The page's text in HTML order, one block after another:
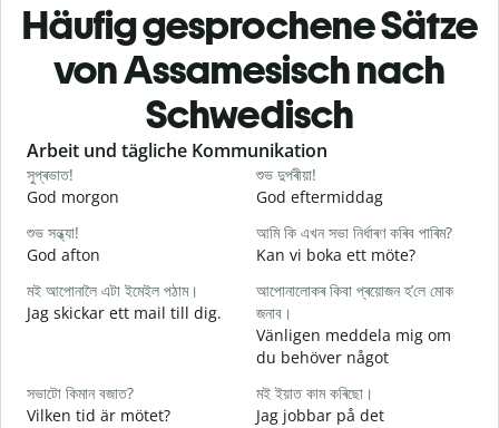
Häufig gesprochene Sätze
von Assamesisch nach
Schwedisch
Slide 1 of 6
Arbeit und tägliche Kommunikation
সুপ্ৰভাত!
God morgon
শুভ দুপৰীয়া!
God eftermiddag
শুভ সন্ধ্যা!
God afton
আমি কি এখন সভা নিৰ্ধাৰণ কৰিব পাৰিম?
Kan vi boka ett möte?
মই আপোনালৈ এটা ইমেইল পঠাম।
Jag skickar ett mail till dig.
আপোনালোকৰ কিবা প্ৰয়োজন হ’লে মোক
জনাব।
Vänligen meddela mig om
du behöver något
সভাটো কিমান বজাত?
Vilken tid är mötet?
মই ইয়াত কাম কৰিছো।
Jag jobbar på det